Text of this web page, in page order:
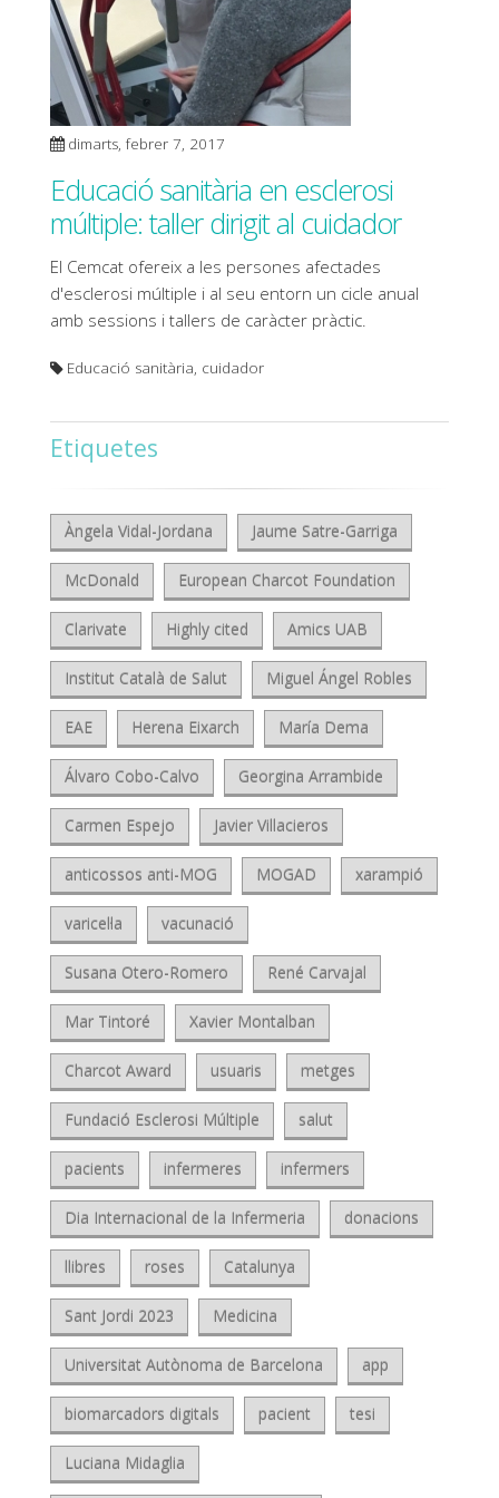
dimarts, febrer 7, 2017
Educació sanitària en esclerosi
múltiple: taller dirigit al cuidador
El Cemcat ofereix a les persones afectades
d'esclerosi múltiple i al seu entorn un cicle anual
amb sessions i tallers de caràcter pràctic.
Educació sanitària, cuidador
Etiquetes
Àngela Vidal-Jordana Jaume Satre-Garriga
McDonald European Charcot Foundation
Clarivate Highly cited Amics UAB
Institut Català de Salut Miguel Ángel Robles
EAE Herena Eixarch María Dema
Álvaro Cobo-Calvo Georgina Arrambide
Carmen Espejo Javier Villacieros
anticossos anti-MOG MOGAD xarampió
varicel·la vacunació
Susana Otero-Romero René Carvajal
Mar Tintoré Xavier Montalban
Charcot Award usuaris metges
Fundació Esclerosi Múltiple salut
pacients infermeres infermers
Dia Internacional de la Infermeria donacions
llibres roses Catalunya
Sant Jordi 2023 Medicina
Universitat Autònoma de Barcelona app
biomarcadors digitals pacient tesi
Luciana Midaglia